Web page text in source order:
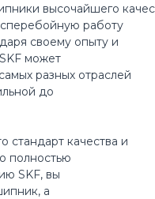
высочайшего
работу
своему опыту и
может
разных отраслей
до
стандарт качества и
полностью
SKF, вы
а